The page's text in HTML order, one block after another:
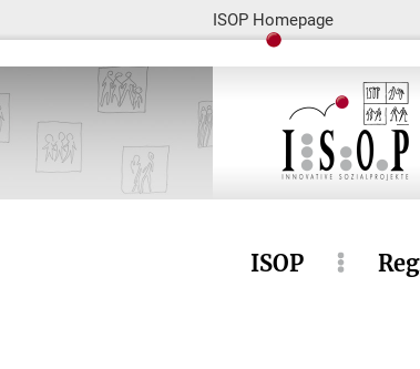
ISOP Homepage
ISOP